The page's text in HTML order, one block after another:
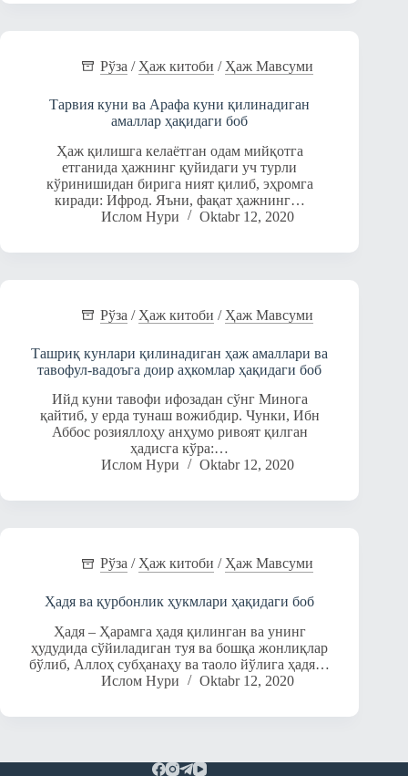
Рўза / Ҳаж китоби / Ҳаж Мавсуми
Тарвия куни ва Арафа куни қилинадиган
амаллар ҳақидаги боб
Ҳаж қилишга келаётган одам мийқотга
етганида ҳажнинг қуйидаги уч турли
кўринишидан бирига ният қилиб, эҳромга
киради: Ифрод. Яъни, фақат ҳажнинг…
Ислом Нури
Oktabr 12, 2020
Рўза / Ҳаж китоби / Ҳаж Мавсуми
Ташриқ кунлари қилинадиган ҳаж амаллари ва
тавофул-вадоъга доир аҳкомлар ҳақидаги боб
Ийд куни тавофи ифозадан сўнг Минога
қайтиб, у ерда тунаш вожибдир. Чунки, Ибн
Аббос розияллоҳу анҳумо ривоят қилган
ҳадисга кўра:…
Ислом Нури
Oktabr 12, 2020
Рўза / Ҳаж китоби / Ҳаж Мавсуми
Ҳадя ва қурбонлик ҳукмлари ҳақидаги боб
Ҳадя – Ҳарамга ҳадя қилинган ва унинг
ҳудудида сўйиладиган туя ва бошқа жонлиқлар
бўлиб, Аллоҳ субҳанаҳу ва таоло йўлига ҳадя…
Ислом Нури
Oktabr 12, 2020